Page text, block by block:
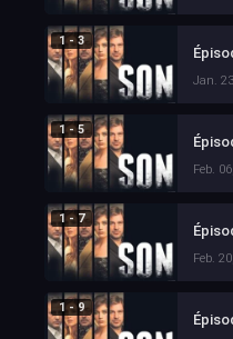
1 - 3
Jan.
1 - 5
Feb.
1 - 7
Feb.
1 - 9